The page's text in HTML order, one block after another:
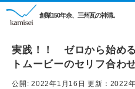
創業150年余、三州瓦の神清。
実践！！ ゼロから始め
トムービーのセリフ合わ
公開: 2022年1月16日 更新： 2022